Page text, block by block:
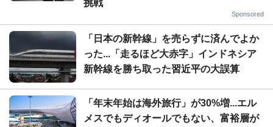
挑戦
Sponsored
「日本の新幹線」を売らずに済んでよか
った...「走るほど大赤字」インドネシア
新幹線を勝ち取った習近平の大誤算
「年末年始は海外旅行」が30%増...エル
メスでもディオールでもない、富裕層が